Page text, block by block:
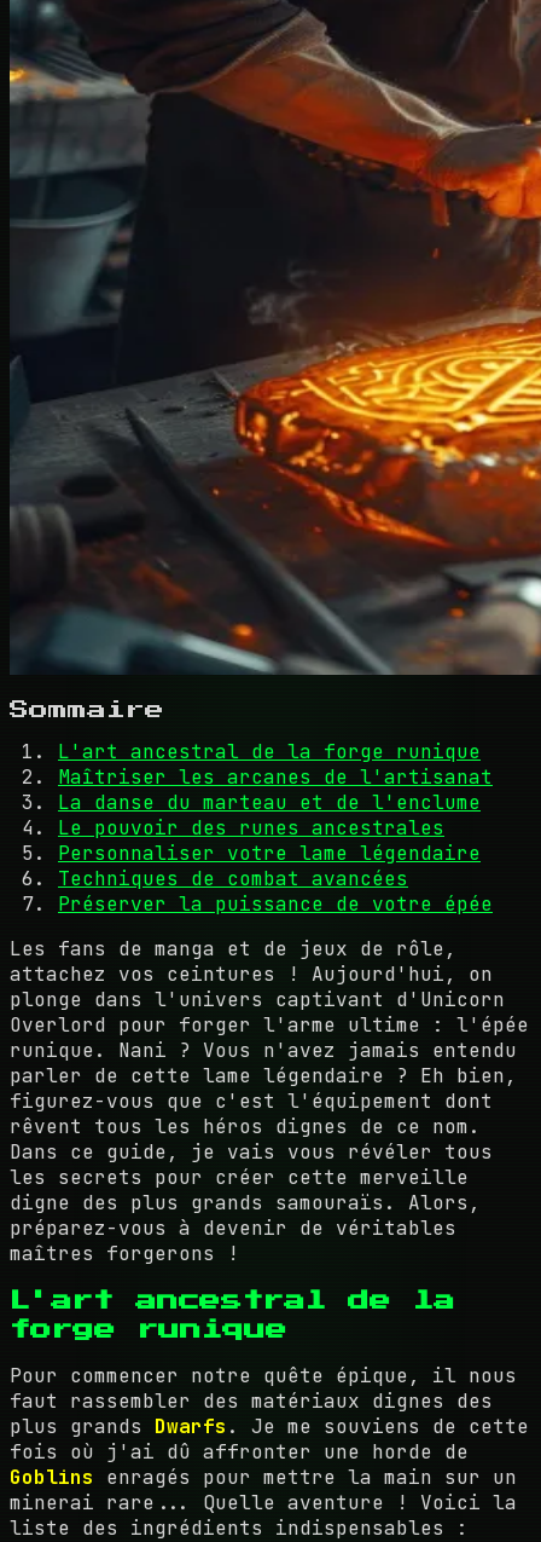
Sommaire
L'art ancestral de la forge runique
Maîtriser les arcanes de l'artisanat
La danse du marteau et de l'enclume
Le pouvoir des runes ancestrales
Personnaliser votre lame légendaire
Techniques de combat avancées
Préserver la puissance de votre épée
Les fans de manga et de jeux de rôle,
attachez vos ceintures ! Aujourd'hui, on
plonge dans l'univers captivant d'Unicorn
Overlord pour forger l'arme ultime : l'épée
runique. Nani ? Vous n'avez jamais entendu
parler de cette lame légendaire ? Eh bien,
figurez-vous que c'est l'équipement dont
rêvent tous les héros dignes de ce nom.
Dans ce guide, je vais vous révéler tous
les secrets pour créer cette merveille
digne des plus grands samouraïs. Alors,
préparez-vous à devenir de véritables
maîtres forgerons !
L'art ancestral de la
forge runique
Pour commencer notre quête épique, il nous
faut rassembler des matériaux dignes des
plus grands Dwarfs . Je me souviens de cette
fois où j'ai dû affronter une horde de
Goblins enragés pour mettre la main sur un
minerai rare... Quelle aventure ! Voici la
liste des ingrédients indispensables :